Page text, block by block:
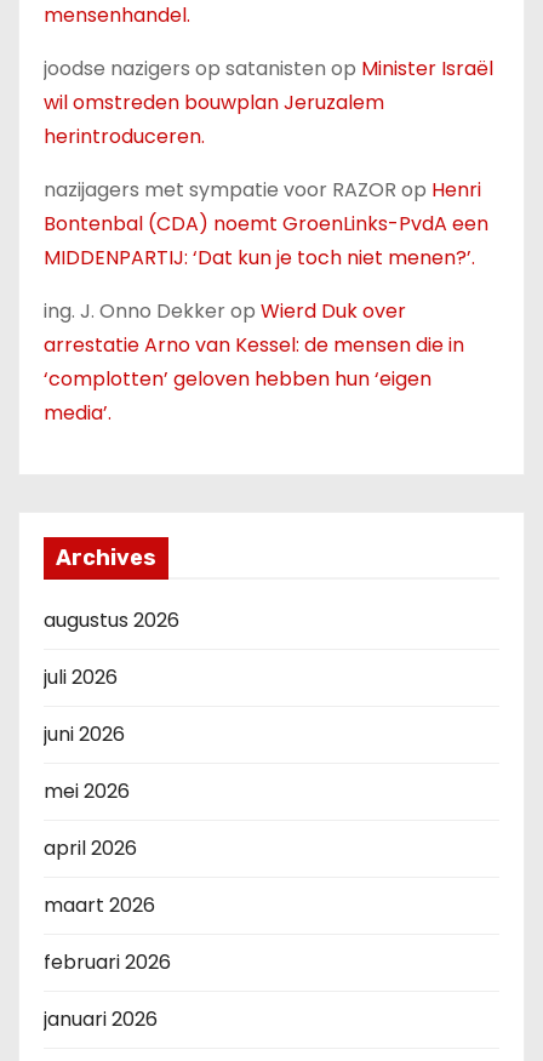
mensenhandel.
joodse nazigers op satanisten op Minister Israël
wil omstreden bouwplan Jeruzalem
herintroduceren.
nazijagers met sympatie voor RAZOR op Henri
Bontenbal (CDA) noemt GroenLinks-PvdA een
MIDDENPARTIJ: ‘Dat kun je toch niet menen?’.
ing. J. Onno Dekkerop Wierd Duk over
arrestatie Arno van Kessel: de mensen die in
‘complotten’ geloven hebben hun ‘eigen
media’.
Archives
augustus 2026
juli 2026
juni 2026
mei 2026
april 2026
maart 2026
februari 2026
januari 2026